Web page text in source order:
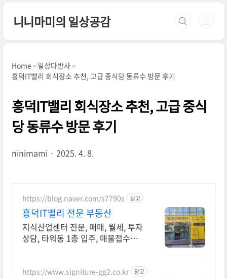
니니마미의 일상공감
Home
일상다반사
흥덕IT밸리 회식장소 추천, 고급 중식당 동류수 방문 후기
흥덕IT밸리 회식장소 추천, 고급 중식
당 동류수 방문 후기
ninimami 2025. 4. 8.
https://blog.naver.com/s7790s 광고
흥덕IT밸리 전문 부동산
지식산업센터 전문, 매매, 월세, 투자
상담, 타워동 1층 입주, 매물접수환
https://www.signiture-gg2.co.kr 광고